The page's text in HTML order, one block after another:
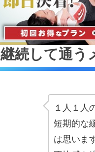
継続して通う
１人１人
短期的な
は思いま